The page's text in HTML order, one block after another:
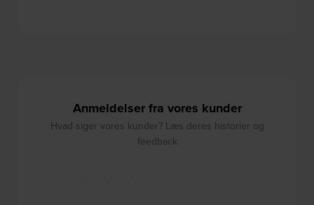
Anmeldelser fra vores kunder
Hvad siger vores kunder? Læs deres historier og
feedback